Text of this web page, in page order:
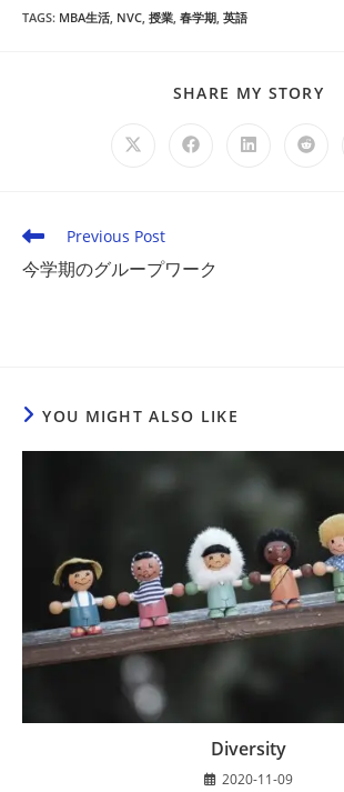
TAGS: MBA生活 NVC 授業 春学期 英語
SHARE MY STORY
Opens
Opens Opens Opens
Read
more
articles
Previous Post
今学期のグループワーク
YOU MIGHT ALSO LIKE
Diversity
2020-11-09